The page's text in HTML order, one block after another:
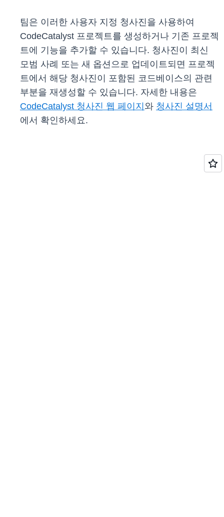
팀은 이러한 사용자 지정 청사진을 사용하여
CodeCatalyst 프로젝트를 생성하거나 기존 프로젝
트에 기능을 추가할 수 있습니다. 청사진이 최신
모범 사례 또는 새 옵션으로 업데이트되면 프로젝
트에서 해당 청사진이 포함된 코드베이스의 관련
부분을 재생성할 수 있습니다. 자세한 내용은
CodeCatalyst 청사진 웹 페이지 와 청사진 설명서
에서 확인하세요.